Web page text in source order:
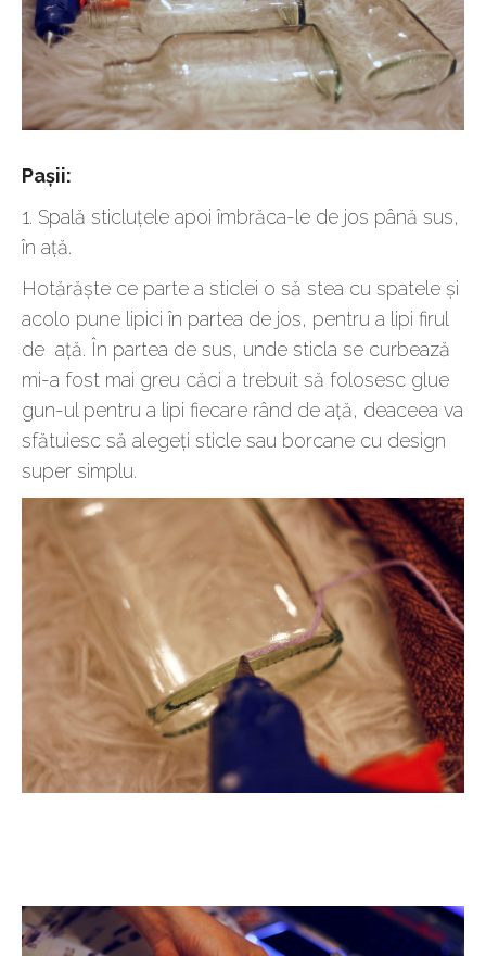
Pașii:
1. Spală sticluțele apoi îmbrăca-le de jos până sus,
în ață.
Hotărăște ce parte a sticlei o să stea cu spatele și
acolo pune lipici în partea de jos, pentru a lipi firul
de ață. În partea de sus, unde sticla se curbează
mi-a fost mai greu căci a trebuit să folosesc glue
gun-ul pentru a lipi fiecare rând de ață, deaceea va
sfătuiesc să alegeți sticle sau borcane cu design
super simplu.